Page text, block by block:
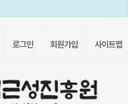
로그인 회원가입 사이트맵